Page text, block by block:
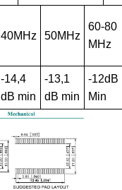
40MHz 50MHz
60-80
MHz
-14,4
dB min
-13,1
dB min
-12dB
Min